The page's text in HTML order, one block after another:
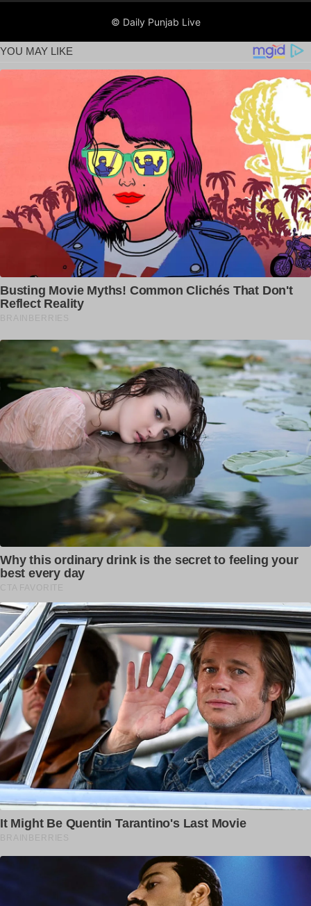
© Daily Punjab Live